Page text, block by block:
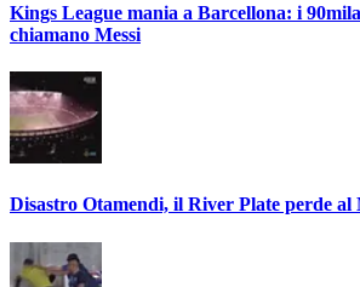
Kings League mania a Barcellona: i
chiamano Messi
Disastro Otamendi, il River Plate perde al